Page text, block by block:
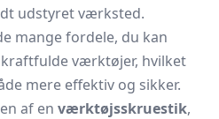
udstyret værksted.
mange fordele, du kan
værktøjer, hvilket
mere effektiv og sikker.
af en værktøjsskruestik,